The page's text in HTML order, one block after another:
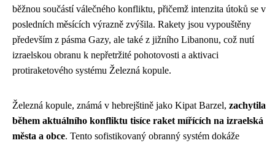
běžnou součástí válečného konfliktu, přičemž intenzita útoků se v
posledních měsících výrazně zvýšila. Rakety jsou vypouštěny
především z pásma Gazy, ale také z jižního Libanonu, což nutí
izraelskou obranu k nepřetržité pohotovosti a aktivaci
protiraketového systému Železná kopule.
Železná kopule, známá v hebrejštině jako Kipat Barzel, zachytila
během aktuálního konfliktu tisíce raket mířících na izraelská
města a obce. Tento sofistikovaný obranný systém dokáže